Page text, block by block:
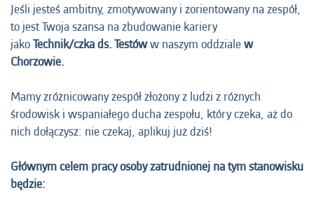
Jeśli jesteś ambitny, zmotywowany i zorientowany na zespół,
to jest Twoja szansa na zbudowanie kariery
jakoTechnik/czka ds. Testóww naszym oddzialew
Chorzowie.
Mamy zróżnicowany zespół złożony z ludzi z różnych
środowisk i wspaniałego ducha zespołu, który czeka, aż do
nich dołączysz: nie czekaj, aplikuj już dziś!
Głównym celem pracy osoby zatrudnionej na tym stanowisku
będzie: